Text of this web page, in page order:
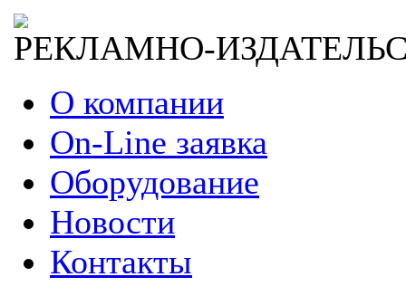
РЕКЛАМНО-
О компании
On-Line заявка
Оборудование
Новости
Контакты